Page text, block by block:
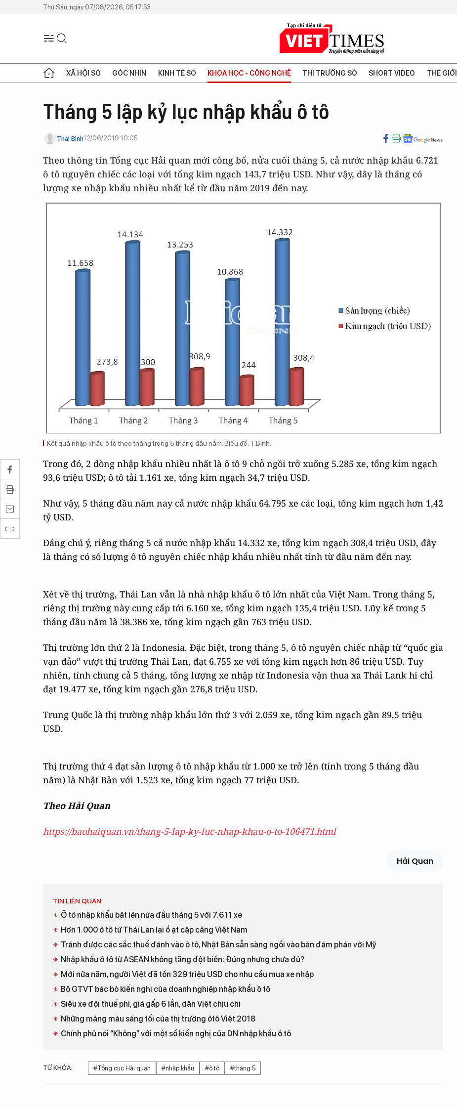
Thứ Sáu, ngày 07/08/2026, 05:17:53
XÃ HỘI SỐ GÓC NHÌN KINH TẾ SỐ KHOA HỌC - CÔNG NGHỆ THỊ TRƯỜNG SỐ SHORT VIDEO THẾ GIỚI
Tháng 5 lập kỷ lục nhập khẩu ô tô
Thái Bình12/06/2019 10:05
Theo thông tin Tổng cục Hải quan mới công bố, nửa cuối tháng 5, cả nước nhập khẩu 6.721
ô tô nguyên chiếc các loại với tổng kim ngạch 143,7 triệu USD. Như vậy, đây là tháng có
lượng xe nhập khẩu nhiều nhất kể từ đầu năm 2019 đến nay.
Kết quả nhập khẩu ô tô theo tháng trong 5 tháng đầu năm. Biểu đồ: T.Bình.
Trong đó, 2 dòng nhập khẩu nhiều nhất là ô tô 9 chỗ ngồi trở xuống 5.285 xe, tổng kim ngạch
93,6 triệu USD; ô tô tải 1.161 xe, tổng kim ngạch 34,7 triệu USD.
Như vậy, 5 tháng đầu năm nay cả nước nhập khẩu 64.795 xe các loại, tổng kim ngạch hơn 1,42
tỷ USD.
Đáng chú ý, riêng tháng 5 cả nước nhập khẩu 14.332 xe, tổng kim ngạch 308,4 triệu USD, đây
là tháng có số lượng ô tô nguyên chiếc nhập khẩu nhiều nhất tính từ đầu năm đến nay.
Xét về thị trường, Thái Lan vẫn là nhà nhập khẩu ô tô lớn nhất của Việt Nam. Trong tháng 5,
riêng thị trường này cung cấp tới 6.160 xe, tổng kim ngạch 135,4 triệu USD. Lũy kế trong 5
tháng đầu năm là 38.386 xe, tổng kim ngạch gần 763 triệu USD.
Thị trường lớn thứ 2 là Indonesia. Đặc biệt, trong tháng 5, ô tô nguyên chiếc nhập từ “quốc gia
vạn đảo” vượt thị trường Thái Lan, đạt 6.755 xe với tổng kim ngạch hơn 86 triệu USD. Tuy
nhiên, tính chung cả 5 tháng, tổng lượng xe nhập từ Indonesia vận thua xa Thái Lank hi chỉ
đạt 19.477 xe, tổng kim ngạch gần 276,8 triệu USD.
Trung Quốc là thị trường nhập khẩu lớn thứ 3 với 2.059 xe, tổng kim ngạch gần 89,5 triệu
USD.
Thị trường thứ 4 đạt sản lượng ô tô nhập khẩu từ 1.000 xe trở lên (tính trong 5 tháng đầu
năm) là Nhật Bản với 1.523 xe, tổng kim ngạch 77 triệu USD.
Theo Hải Quan
https://baohaiquan.vn/thang-5-lap-ky-luc-nhap-khau-o-to-106471.html
Hải Quan
TIN LIÊN QUAN
Ô tô nhập khẩu bật lên nửa đầu tháng 5 với 7.611 xe
Hơn 1.000 ô tô từ Thái Lan lại ồ ạt cập cảng Việt Nam
Tránh được các sắc thuế đánh vào ô tô, Nhật Bản sẵn sàng ngồi vào bàn đám phán với Mỹ
Nhập khẩu ô tô từ ASEAN không tăng đột biến: Đúng nhưng chưa đủ?
Mới nửa năm, người Việt đã tốn 329 triệu USD cho nhu cầu mua xe nhập
Bộ GTVT bác bỏ kiến nghị của doanh nghiệp nhập khẩu ô tô
Siêu xe đội thuế phí, giá gấp 6 lần, dân Việt chịu chi
Những mảng màu sáng tối của thị trường ôtô Việt 2018
Chính phủ nói “Không” với một số kiến nghị của DN nhập khẩu ô tô
TỪ KHÓA: #Tổng cục Hải quan #nhập khẩu #ô tô #tháng 5